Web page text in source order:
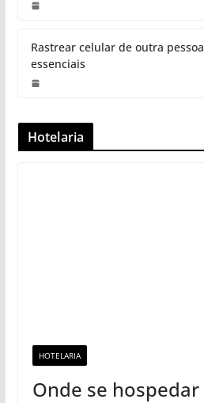
Rastrear celular de outra
essenciais
Hotelaria
HOTELARIA
Onde se